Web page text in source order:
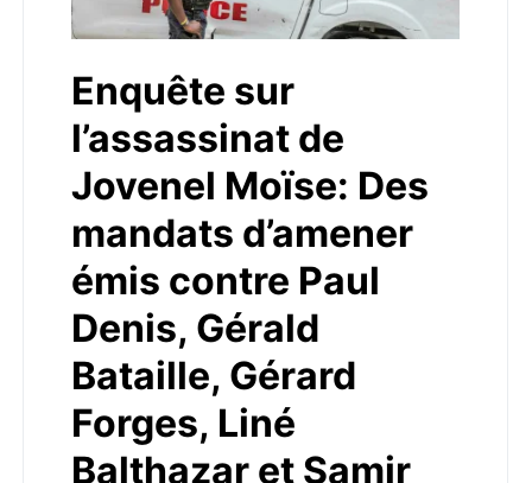
Enquête sur
l’assassinat de
Jovenel Moïse: Des
mandats d’amener
émis contre Paul
Denis, Gérald
Bataille, Gérard
Forges, Liné
Balthazar et Samir